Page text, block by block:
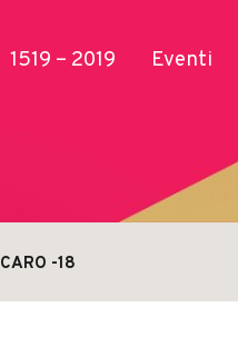
1519 – 2019 Eventi
CARO -18